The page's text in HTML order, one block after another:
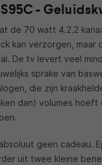
-
de 70 watt 4.2.2
kan verzorgen, maar
De tv levert veel
sprake van
die zijn
dan) volumes hoeft
geen cadeau.
uit twee kleine